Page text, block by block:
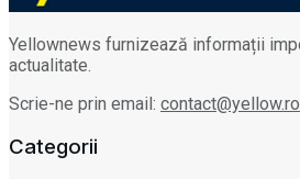
Yellownews furnizează informații
actualitate.
Scrie-ne prin email: contact@yellow.ro
Categorii